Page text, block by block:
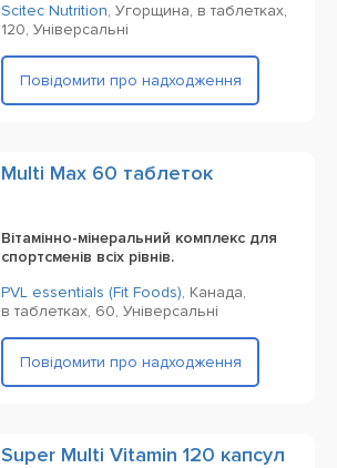
Scitec Nutrition, Угорщина, в таблетках,
120, Універсальні
Повідомити про надходження
Multi Max 60 таблеток
Вітамінно-мінеральний комплекс для
спортсменів всіх рівнів.
PVL essentials (Fit Foods), Канада,
в таблетках, 60, Універсальні
Повідомити про надходження
Super Multi Vitamin 120 капсул